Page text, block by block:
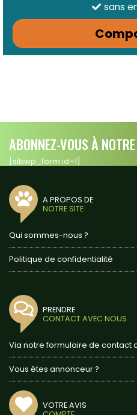
sans
ABONNEZ-VOUS À
[sibwp_form id=1]
A PROPOS DE
NOTRE SITE
Qui sommes-nous ?
Politique de confidentialité
PRENDRE
CONTACT AVEC NOUS
Via notre formulaire de contact
Vous êtes annonceur ?
VOTRE AVIS